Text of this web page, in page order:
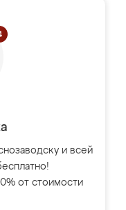
и всей
от стоимости